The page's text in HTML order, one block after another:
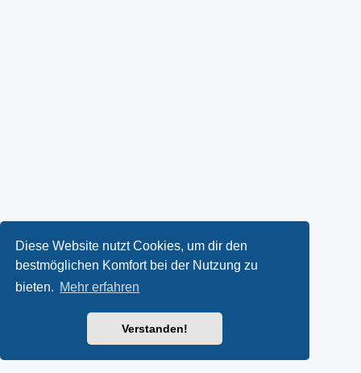
Diese Website nutzt Cookies, um dir den
bestmöglichen Komfort bei der Nutzung zu
bieten. Mehr erfahren
Verstanden!